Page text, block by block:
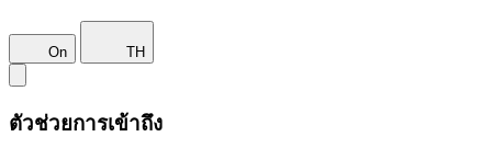
On TH
ตัวช่วยการเข้าถึง